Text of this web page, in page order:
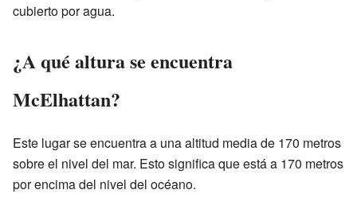
cubierto por agua.
¿A qué altura se encuentra
McElhattan?
Este lugar se encuentra a una altitud media de 170 metros
sobre el nivel del mar. Esto significa que está a 170 metros
por encima del nivel del océano.